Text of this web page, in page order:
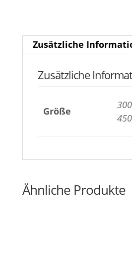
Zusätzliche
Zusätzliche
Größe
Ähnliche Produkte